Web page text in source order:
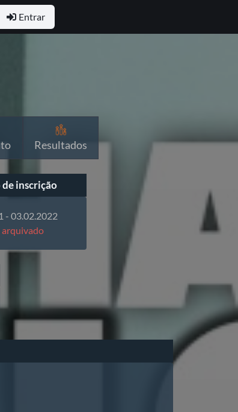
Entrar
Resultados
de inscrição
- 03.02.2022
arquivado